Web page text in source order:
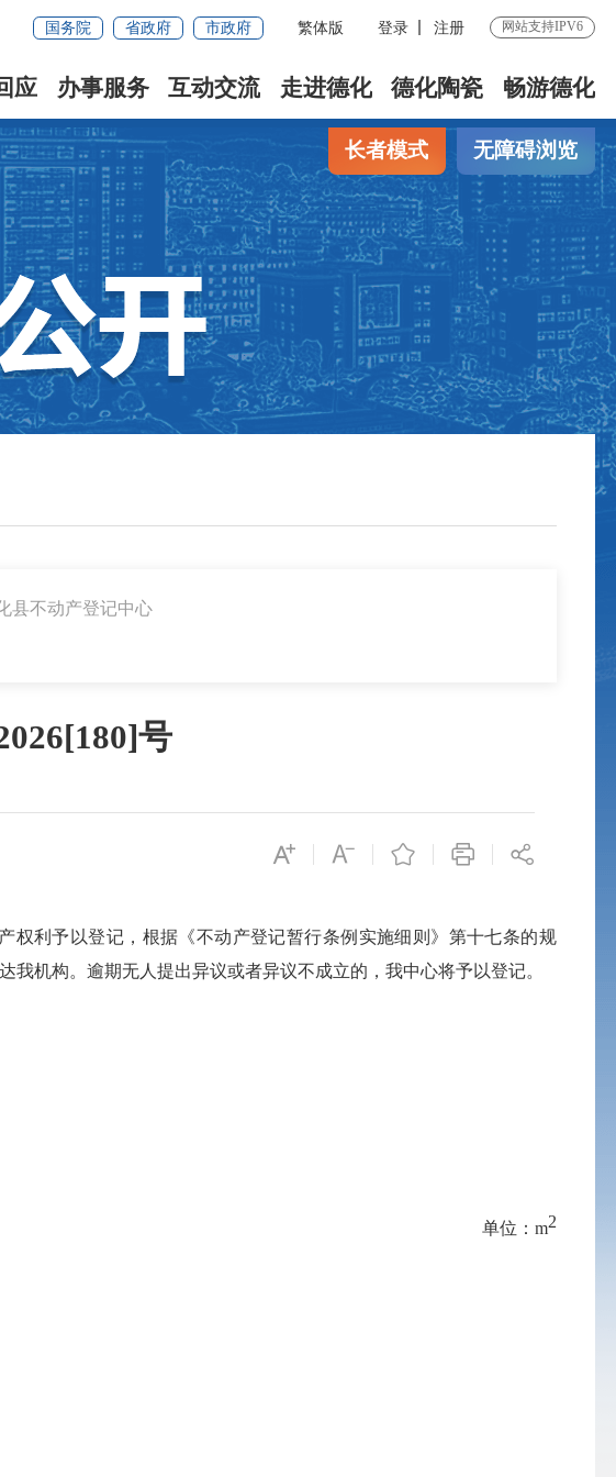
国务院 省政府 市政府 繁体版 登录 注册 网站支持IPV6
应 办事服务 互动交流 走进德化 德化陶瓷 畅游德化
长者模式 无障碍浏览
县不动产登记中心
号
利予以登记，根据《不动产登记暂行条例实施细则》第十七条的规
我机构。逾期无人提出异议或者异议不成立的，我中心将予以登记。
单位： m2